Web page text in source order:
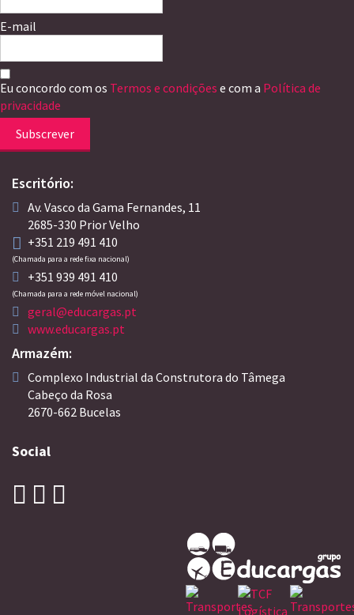
E-mail
Eu concordo com os Termos e condições e com a Política de
privacidade
Subscrever
Escritório:
Av. Vasco da Gama Fernandes, 11
2685-330 Prior Velho
+351 219 491 410
(Chamada para a rede fixa nacional)
+351 939 491 410
(Chamada para a rede móvel nacional)
geral@educargas.pt
www.educargas.pt
Armazém:
Complexo Industrial da Construtora do Tâmega
Cabeço da Rosa
2670-662 Bucelas
Social